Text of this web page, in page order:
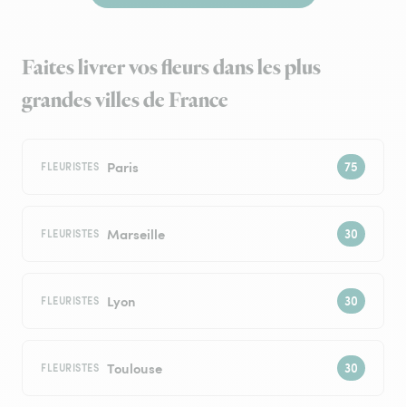
Faites livrer vos fleurs dans les plus
grandes villes de France
FLEURISTES Paris
FLEURISTES Marseille
FLEURISTES Lyon
FLEURISTES Toulouse